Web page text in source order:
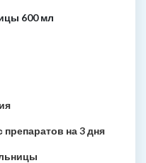
600 мл
на 3 дня